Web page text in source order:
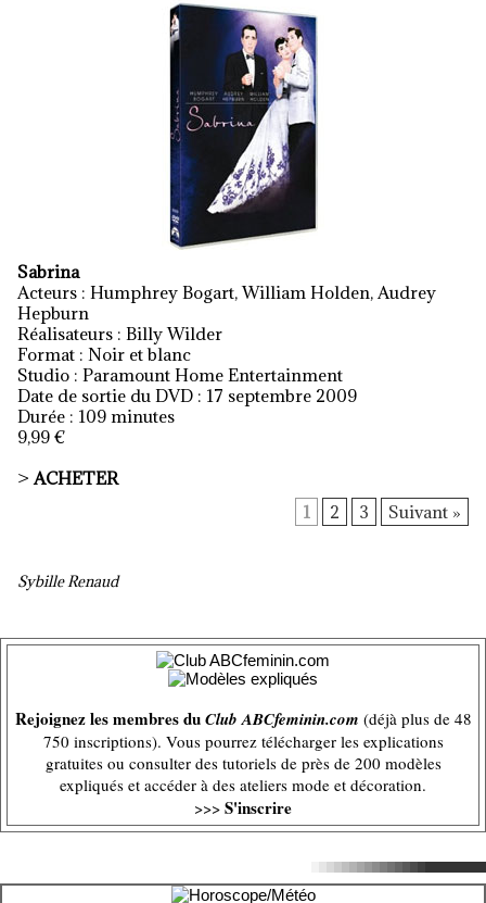
Sabrina
Acteurs : Humphrey Bogart, William Holden, Audrey
Hepburn
Réalisateurs : Billy Wilder
Format : Noir et blanc
Studio : Paramount Home Entertainment
Date de sortie du DVD : 17 septembre 2009
Durée : 109 minutes
9,99 €
>ACHETER
1
2 3 Suivant »
Sybille Renaud
Rejoignez les membres duClub ABCfeminin.com (déjà plus de 48
750 inscriptions). Vous pourrez télécharger les explications
gratuites ou consulter des tutoriels de près de 200 modèles
expliqués et accéder à des ateliers mode et décoration.
>>> S'inscrire